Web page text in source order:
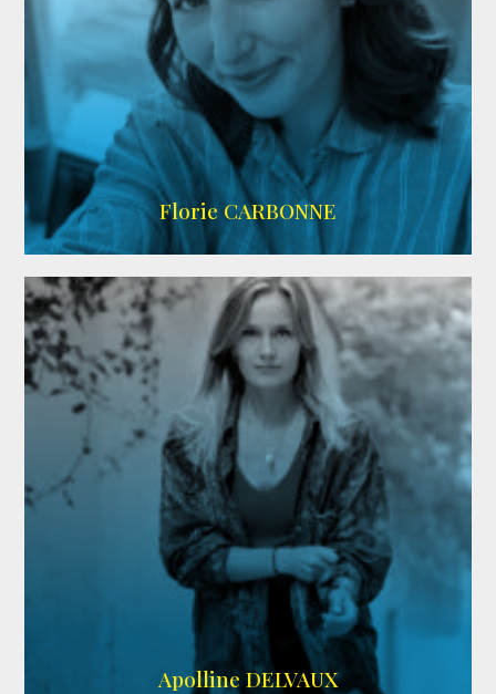
Imdb
Florie CARBONNE
Apolline DELVAUX